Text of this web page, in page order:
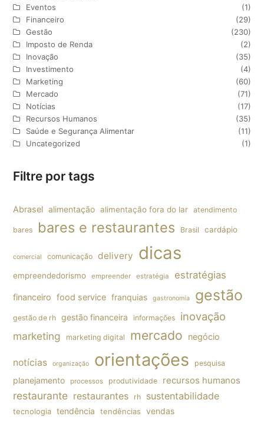
Eventos
(1)
Financeiro
(29)
Gestão
(230)
Imposto de Renda
(2)
Inovação
(35)
Investimento
(4)
Marketing
(60)
Mercado
(71)
Notícias
(17)
Recursos Humanos
(35)
Saúde e Segurança Alimentar
(11)
Uncategorized
(1)
Filtre por tags
Abrasel alimentação alimentação fora do lar atendimento
bares bares e restaurantes Brasil cardápio
comercial comunicação delivery dicas
empreendedorismo empreender estratégia estratégias
financeiro food service franquias gastronomia gestão
gestão de rh gestão financeira informações inovação
marketing marketing digital mercado negócio
notícias organização orientações pesquisa
planejamento processos produtividade recursos humanos
restaurante restaurantes rh sustentabilidade
tecnologia tendência tendências vendas